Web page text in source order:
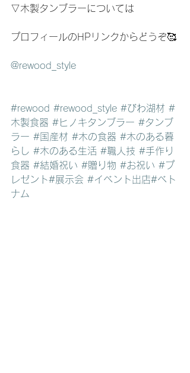
▽木製タンブラーについては
プロフィールのHPリンクからどうぞ🥰
@rewood_style
#rewood #rewood_style #びわ湖材 #
木製食器 #ヒノキタンブラー #タンブ
ラー #国産材 #木の食器 #木のある暮
らし #木のある生活 #職人技 #手作り
食器 #結婚祝い #贈り物 #お祝い #プ
レゼント#展示会 #イベント出店#ベト
ナム